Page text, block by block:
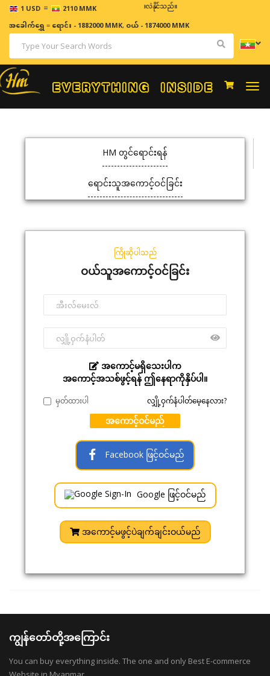
1 USD = 2110 MMK
ဈေးနှုန်းများသည် အချိန်နှင့် အမျှပြောင်းလဲနိုင်သည်။
အခေါက်ရွှေ=ရောင်း - 1882000 MMK, ဝယ် - 1874000 MMK
HM တွင်ရောင်းရန်
ရောင်းသူအကောင့်ဝင်ခြင်း
ကြိုဆိုပါသည်
ဝယ်သူအကောင့်ဝင်ခြင်း
အကောင့်မရှိသေးပါက
အကောင့်အသစ်ဖွင့်ရန် ဤနေရာကိုနှိပ်ပါ။
မှတ်ထားပါ လျှို့ဝှက်နံပါတ်မေ့နေလား?
အကောင့်ဝင်မည်
Facebook ဖြင့်ဝင်မည်
Google ဖြင့်ဝင်မည်
အကောင့်မဖွင့်ပဲချက်ချင်းဝယ်မည်
ကျွန်တော်တို့အကြောင်း
You can buy everything inside. The one and only Best E-commerce